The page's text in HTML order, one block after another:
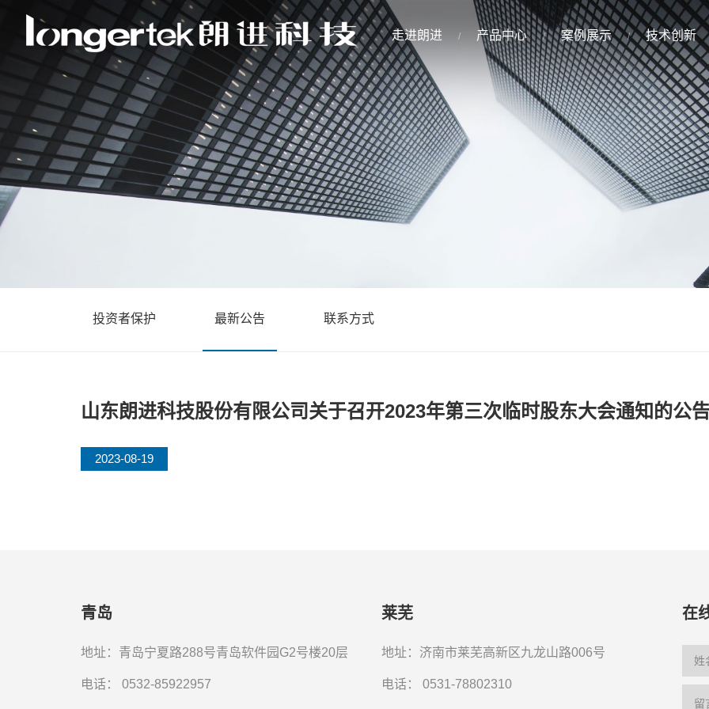
走进朗进 产品中心 案例展示 技术创新
投资者保护 最新公告 联系方式
山东朗进科技股份有限公司关于召开2023年第三次临时股东大会通知的公
2023-08-19
青岛
地址：青岛宁夏路288号青岛软件园G2号楼20层
电话： 0532-85922957
莱芜
地址：济南市莱芜高新区九龙山路006号
电话：0531-78802310
在